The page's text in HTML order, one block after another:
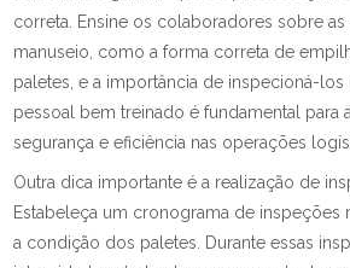
correta. Ensine os colaboradores sobre
manuseio, como a forma correta de
paletes, e a importância de inspecioná-los
pessoal bem treinado é fundamental para
segurança e eficiência nas operações
Outra dica importante é a realização de
Estabeleça um cronograma de inspeções
a condição dos paletes. Durante essas